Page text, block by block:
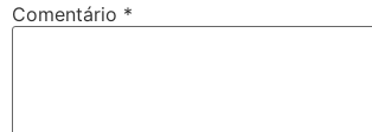
Comentário *